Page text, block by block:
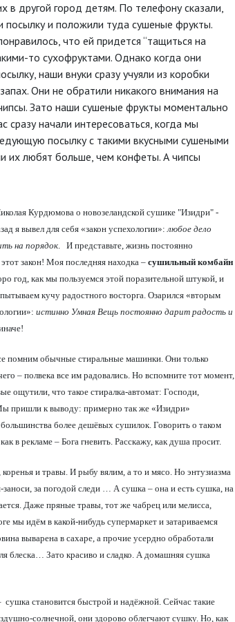
в другой город детям. По телефону сказали,
посылку и положили туда сушеные фрукты.
что ей придется “тащиться на
то сухофруктами. Однако когда они
наши внуки сразу учуяли из коробки
Они не обратили никакого внимания на
Зато наши сушеные фрукты моментально
сразу начали интересоваться, когда мы
посылку с такими вкусными сушеными
их любят больше, чем конфеты. А чипсы
Курдюмова о новозеландской сушике "Изидри" -
я вывел для себя «закон успехологии»:любое дело
на порядок. И представьте, жизнь постоянно
закон! Моя последняя находка –сушильный комбайн
год, как мы пользуемся этой поразительной штукой, и
кучу радостного восторга. Озарился «вторым
истинно Умная Вещь постоянно дарит радость и
помним обычные стиральные машинки. Они только
– полвека все им радовались. Но вспомните тот момент,
ощутили, что такое стиралка-автомат: Господи,
к выводу: примерно так же «Изидри»
большинства более дешёвых сушилок. Говорить о таком
как в рекламе – Бога гневить. Расскажу, как душа просит.
и травы. И рыбу вялим, а то и мясо. Но энтузиазма
за погодой следи … А сушка – она и есть сушка, на
Даже пряные травы, тот же чабрец или мелисса,
мы идём в какой-нибудь супермаркет и затариваемся
выварена в сахаре, а прочие усердно обработали
блеска… Зато красиво и сладко. А домашняя сушка
сушка становится быстрой и надёжной. Сейчас такие
солнечной, они здорово облегчают сушку. Но, как